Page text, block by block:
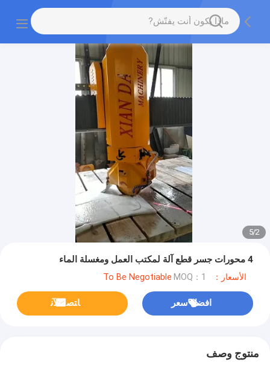
2
/
5
4 محورات جسر قطع آلة لمكتب العمل ومغسلة الماء
الأسعار：To Be Negotiable MOQ：1
افضل سعر ﺎﺘﺼﻟ ﺍﻶﻧ
منتوج وصف